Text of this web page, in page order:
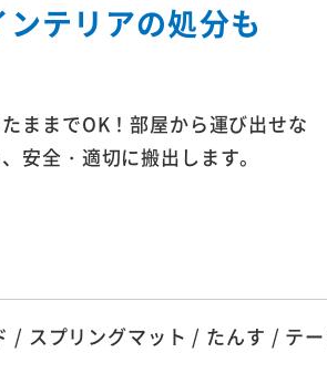
ンテリアの処分も
ままでOK！部屋から運び出せな
安全・適切に搬出します。
/ スプリングマット / たんす / テ